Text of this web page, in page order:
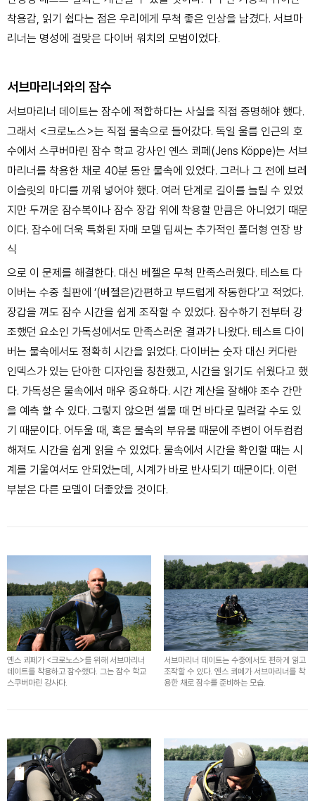
착용감, 읽기 쉽다는 점은 우리에게 무척 좋은 인상을 남겼다. 서브마
리너는 명성에 걸맞은 다이버 워치의 모범이었다.
서브마리너와의 잠수
서브마리너 데이트는 잠수에 적합하다는 사실을 직접 증명해야 했다.
그래서 <크로노스>는 직접 물속으로 들어갔다. 독일 울름 인근의 호
수에서 스쿠버마린 잠수 학교 강사인 옌스 쾨페(Jens Köppe)는 서브
마리너를 착용한 채로 40분 동안 물속에 있었다. 그러나 그 전에 브레
이슬릿의 마디를 끼워 넣어야 했다. 여러 단계로 길이를 늘릴 수 있었
지만 두꺼운 잠수복이나 잠수 장갑 위에 착용할 만큼은 아니었기 때문
이다. 잠수에 더욱 특화된 자매 모델 딥씨는 추가적인 폴더형 연장 방
식
으로 이 문제를 해결한다. 대신 베젤은 무척 만족스러웠다. 테스트 다
이버는 수중 칠판에 ‘(베젤은)간편하고 부드럽게 작동한다’고 적었다.
장갑을 껴도 잠수 시간을 쉽게 조작할 수 있었다. 잠수하기 전부터 강
조했던 요소인 가독성에서도 만족스러운 결과가 나왔다. 테스트 다이
버는 물속에서도 정확히 시간을 읽었다. 다이버는 숫자 대신 커다란
인덱스가 있는 단아한 디자인을 칭찬했고, 시간을 읽기도 쉬웠다고 했
다. 가독성은 물속에서 매우 중요하다. 시간 계산을 잘해야 조수 간만
을 예측 할 수 있다. 그렇지 않으면 썰물 때 먼 바다로 밀려갈 수도 있
기 때문이다. 어두울 때, 혹은 물속의 부유물 때문에 주변이 어두컴컴
해져도 시간을 쉽게 읽을 수 있었다. 물속에서 시간을 확인할 때는 시
계를 기울여서도 안되었는데, 시계가 바로 반사되기 때문이다. 이런
부분은 다른 모델이 더좋았을 것이다.
옌스 쾨페가 <크로노스>를 위해 서브마리너
데이트를 착용하고 잠수했다. 그는 잠수 학교
스쿠버마린 강사다.
서브마리너 데이트는 수중에서도 편하게 읽고
조작할 수 있다. 옌스 쾨페가 서브마리너를 착
용한 채로 잠수를 준비하는 모습.